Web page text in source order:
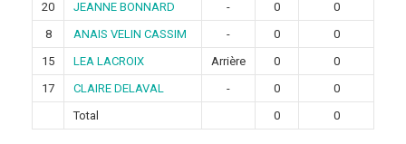
20
JEANNE BONNARD - 0
0
8
ANAIS VELIN CASSIM - 0
0
15
LEA LACROIX Arrière 0
0
17
CLAIRE DELAVAL - 0
0
Total
0 0